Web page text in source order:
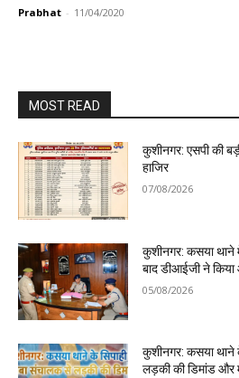
Prabhat - 11/04/2020
MOST READ
कुशीनगर: एसपी की
हाजिर
07/08/2026
कुशीनगर: कसया थाने में
बाद डीआईजी ने
05/08/2026
कुशीनगर: कसया थाने
लड़की की डिमांड और